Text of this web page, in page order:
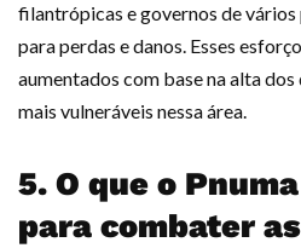
filantrópicas e governos de
para perdas e danos. Esses
aumentados com base na alta
mais vulneráveis nessa área.
5. O que o
para combater